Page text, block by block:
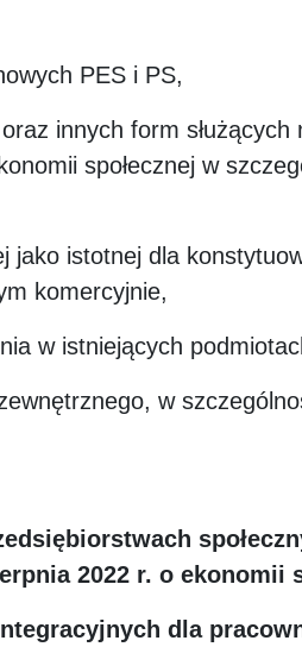
PES i PS,
innych form
społecznej w
jako istotnej dla
komercyjnie,
w istniejących
w
2022 r. o ekonomii
dla